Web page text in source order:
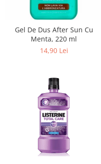
Balsam de par
Ceara de par si gel
Accesorii par
Cosmetice profesionale
Sampon de par
Vopsea de par si oxidant
Accesorii tuns si vopsit
Hair styling
Balsam de par
Ingrijire corp
Deodorante si antiperspirante
Gel De Dus After Sun Cu
Menta, 220 ml
14,90 Lei